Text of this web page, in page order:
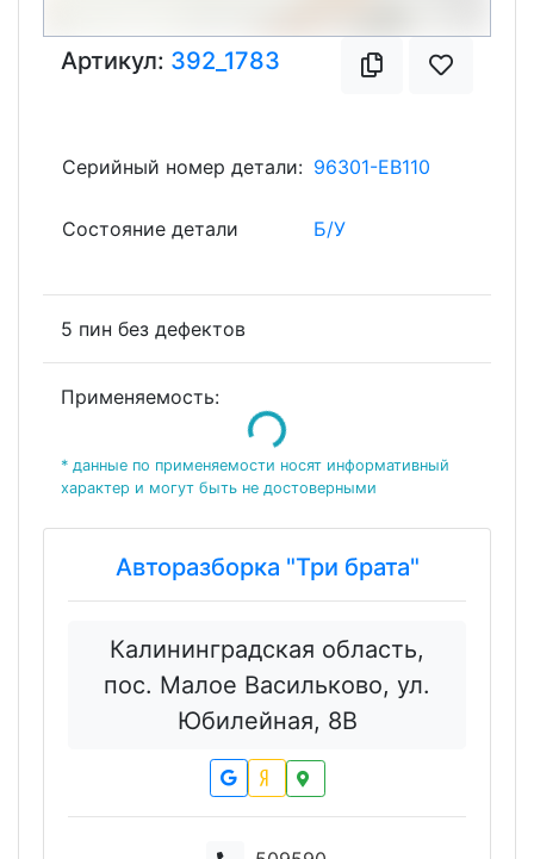
Артикул: 392_1783
Серийный номер детали: 96301-EB110
Состояние детали Б/У
5 пин без дефектов
Применяемость:
Loading...
* данные по применяемости носят информативный
характер и могут быть не достоверными
Авторазборка "Три брата"
Калининградская область,
пос. Малое Васильково, ул.
Юбилейная, 8В